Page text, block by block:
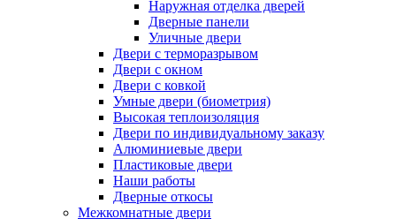
Наружная отделка дверей
Дверные панели
Уличные двери
Двери с терморазрывом
Двери с окном
Двери с ковкой
Умные двери (биометрия)
Высокая теплоизоляция
Двери по индивидуальному заказу
Алюминиевые двери
Пластиковые двери
Наши работы
Дверные откосы
Межкомнатные двери